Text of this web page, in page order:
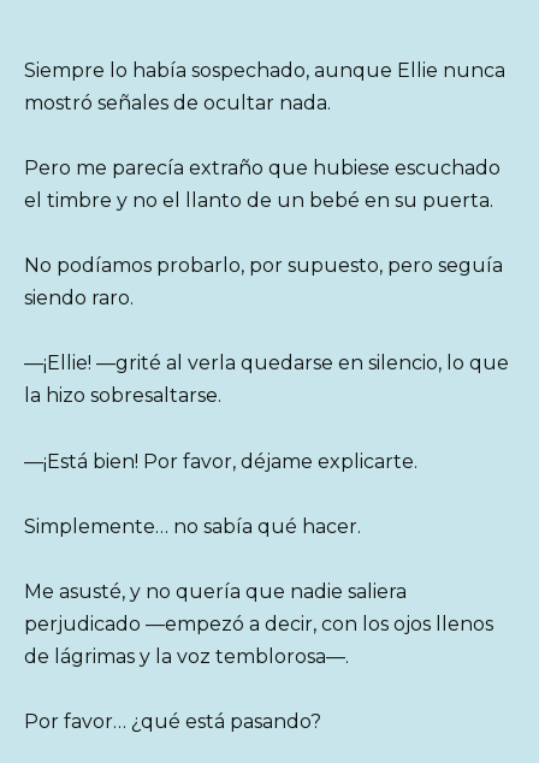
Siempre lo había sospechado, aunque Ellie nunca
mostró señales de ocultar nada.
Pero me parecía extraño que hubiese escuchado
el timbre y no el llanto de un bebé en su puerta.
No podíamos probarlo, por supuesto, pero seguía
siendo raro.
—¡Ellie! —grité al verla quedarse en silencio, lo que
la hizo sobresaltarse.
—¡Está bien! Por favor, déjame explicarte.
Simplemente… no sabía qué hacer.
Me asusté, y no quería que nadie saliera
perjudicado —empezó a decir, con los ojos llenos
de lágrimas y la voz temblorosa—.
Por favor… ¿qué está pasando?